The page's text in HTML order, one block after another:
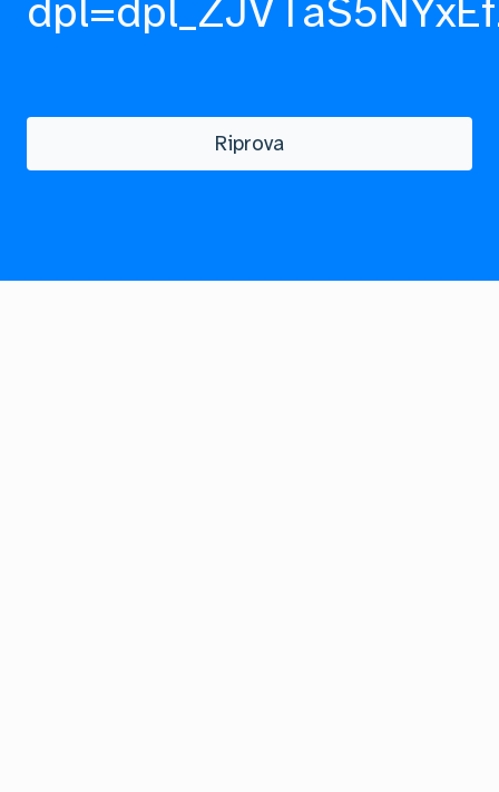
Riprova